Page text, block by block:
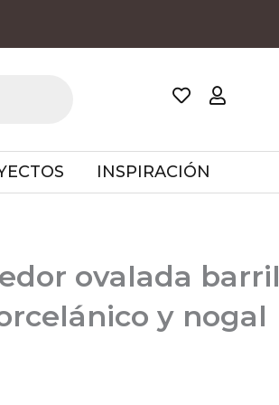
INSPIRACIÓN
ovalada barril
y nogal